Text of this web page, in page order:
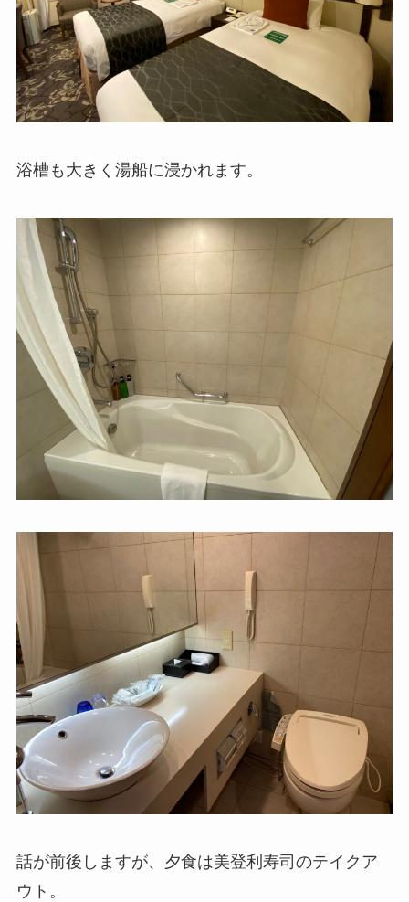
浴槽も大きく湯船に浸かれます。
話が前後しますが、夕食は美登利寿司のテイクア
ウト。